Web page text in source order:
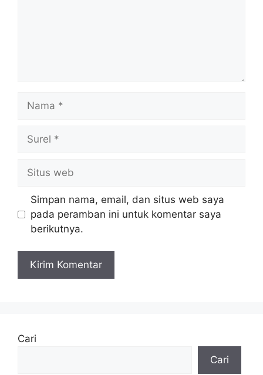
web
Simpan nama, email, dan situs web saya
pada peramban ini untuk komentar saya
berikutnya.
Cari
Cari